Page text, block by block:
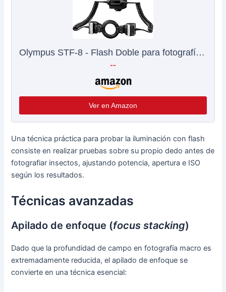
Olympus STF-8 - Flash Doble para fotografía Macro (rediseñado para cámara OM-D E-M1 Mark II)
--
Ver en Amazon
Una técnica práctica para probar la iluminación con flash
consiste en realizar pruebas sobre su propio dedo antes de
fotografiar insectos, ajustando potencia, apertura e ISO
según los resultados.
Técnicas avanzadas
Apilado de enfoque (focus stacking)
Dado que la profundidad de campo en fotografía macro es
extremadamente reducida, el apilado de enfoque se
convierte en una técnica esencial: